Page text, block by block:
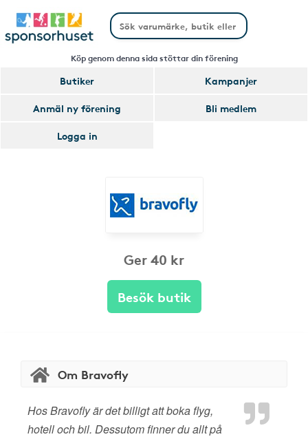
Köp genom denna sida stöttar din förening
Butiker
Kampanjer
Anmäl ny förening
Bli medlem
Logga in
Ger 40 kr
Besök butik
Om Bravofly
Hos Bravofly är det billigt att boka flyg,
hotell och bil. Dessutom finner du allt på